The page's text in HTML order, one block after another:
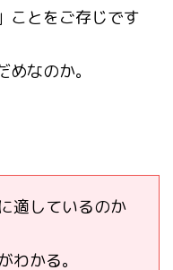
ことをご存じです
なのか。
適しているのか
わかる。